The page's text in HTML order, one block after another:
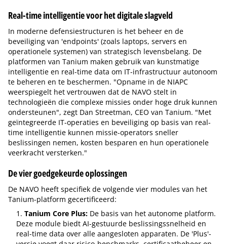
Real-time intelligentie voor het digitale slagveld
In moderne defensiestructuren is het beheer en de
beveiliging van 'endpoints' (zoals laptops, servers en
operationele systemen) van strategisch levensbelang. De
platformen van Tanium maken gebruik van kunstmatige
intelligentie en real-time data om IT-infrastructuur autonoom
te beheren en te beschermen. "Opname in de NIAPC
weerspiegelt het vertrouwen dat de NAVO stelt in
technologieën die complexe missies onder hoge druk kunnen
ondersteunen", zegt Dan Streetman, CEO van Tanium. "Met
geïntegreerde IT-operaties en beveiliging op basis van real-
time intelligentie kunnen missie-operators sneller
beslissingen nemen, kosten besparen en hun operationele
veerkracht versterken."
De vier goedgekeurde oplossingen
De NAVO heeft specifiek de volgende vier modules van het
Tanium-platform gecertificeerd:
Tanium Core Plus: De basis van het autonome platform.
Deze module biedt AI-gestuurde beslissingssnelheid en
real-time data over alle aangesloten apparaten. De 'Plus'-